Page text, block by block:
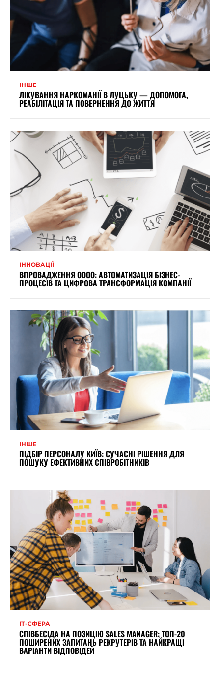
ІНШЕ
ЛІКУВАННЯ НАРКОМАНІЇ В ЛУЦЬКУ — ДОПОМОГА,
РЕАБІЛІТАЦІЯ ТА ПОВЕРНЕННЯ ДО ЖИТТЯ
ІННОВАЦІЇ
ВПРОВАДЖЕННЯ ODOO: АВТОМАТИЗАЦІЯ БІЗНЕС-
ПРОЦЕСІВ ТА ЦИФРОВА ТРАНСФОРМАЦІЯ КОМПАНІЇ
ІНШЕ
ПІДБІР ПЕРСОНАЛУ КИЇВ: СУЧАСНІ РІШЕННЯ ДЛЯ
ПОШУКУ ЕФЕКТИВНИХ СПІВРОБІТНИКІВ
ІТ-СФЕРА
СПІВБЕСІДА НА ПОЗИЦІЮ SALES MANAGER: ТОП-20
ПОШИРЕНИХ ЗАПИТАНЬ РЕКРУТЕРІВ ТА НАЙКРАЩІ
ВАРІАНТИ ВІДПОВІДЕЙ